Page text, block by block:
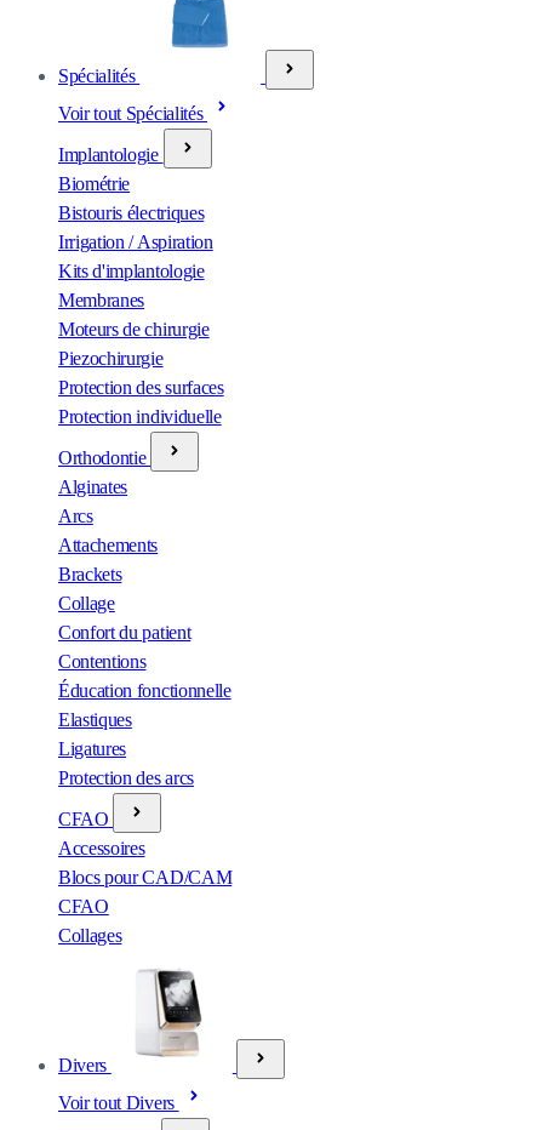
Spécialités
Voir tout Spécialités
Implantologie
Biométrie
Bistouris électriques
Irrigation / Aspiration
Kits d'implantologie
Membranes
Moteurs de chirurgie
Piezochirurgie
Protection des surfaces
Protection individuelle
Orthodontie
Alginates
Arcs
Attachements
Brackets
Collage
Confort du patient
Contentions
Éducation fonctionnelle
Elastiques
Ligatures
Protection des arcs
CFAO
Accessoires
Blocs pour CAD/CAM
CFAO
Collages
Divers
Voir tout Divers